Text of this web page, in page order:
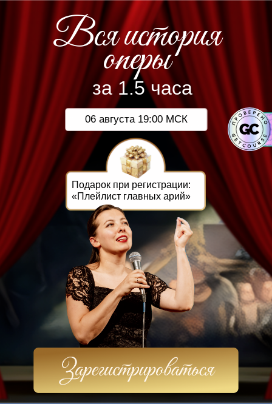
06 августа 19:00 МСК
Подарок при регистрации:
«Плейлист главных арий»
оперы
Вся история
за 1.5 часа